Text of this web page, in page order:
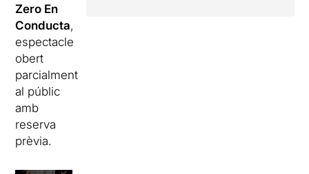
Zero En
Conducta,
espectacle
obert
parcialment
al públic
amb
reserva
prèvia.